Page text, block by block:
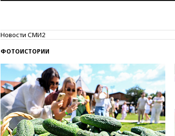
Новости СМИ2
ФОТОИСТОРИИ